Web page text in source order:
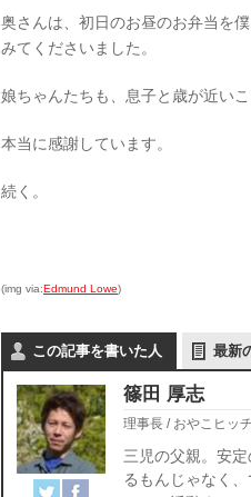
奥さんは、初日のお昼のお弁当を
みてくださいました。
娘ちゃんたちも、息子と歳が近い
本当に感謝しています。
続く。
(img via:Edmund Lowe)
この記事を書いた人 最新
篠田 厚志
理事長 / おやこヒッ
三児の父親。安
るもんじゃなく